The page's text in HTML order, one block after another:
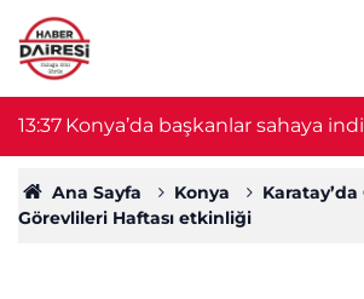
13:37 Konya’da başkanlar sahaya
vatandaşların taleplerini
Ana Sayfa Konya
Görevlileri Haftası etkinliği